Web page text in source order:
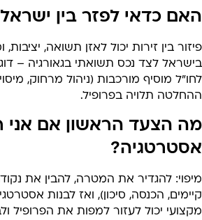
כדאי לפזר בין ישראל
בין זירות יכול לאזן תשואה, יציבות,
לצד נכס תשואתי בגאורגיה –
מוסיף מורכבות (ניהול מרחוק,
תלויה בפרופיל.
הצעד הראשון אם אני
להגדיר את המטרה, להבין את
הכנסה, סיכון), ואז לבנות
יכול לעזור למפות את הפרופיל